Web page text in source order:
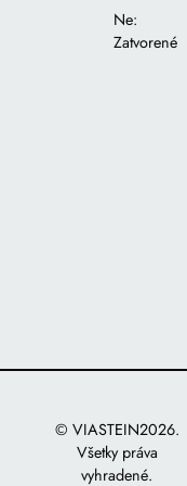
Ne:
Zatvorené
© VIASTEIN2026.
Všetky práva
vyhradené.